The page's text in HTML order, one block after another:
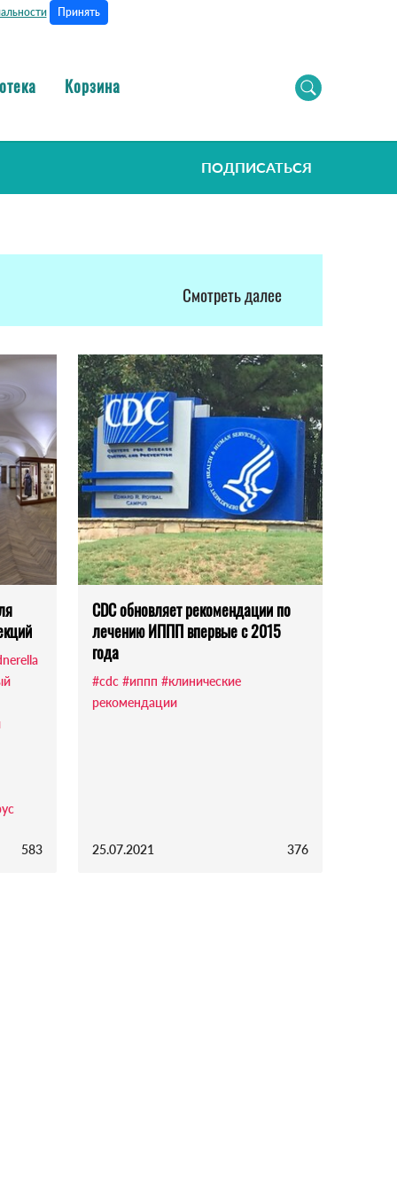
Принять
Корзина
ПОДПИСАТЬСЯ
Смотреть далее
583
CDC обновляет рекомендации по
лечению ИППП впервые с 2015
года
#cdc #иппп #клинические
рекомендации
25.07.2021 376